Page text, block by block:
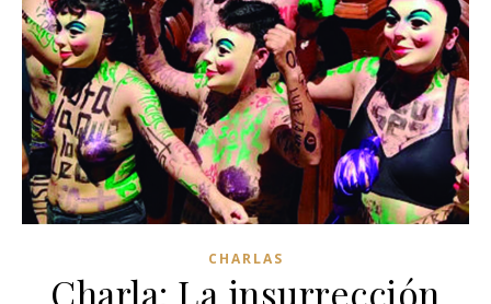
CHARLAS
Charla: La insurrección